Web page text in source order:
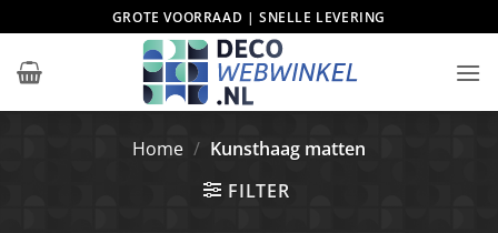
naar
inhoud
GROTE VOORRAAD | SNELLE LEVERING
Home / Kunsthaag matten
FILTER